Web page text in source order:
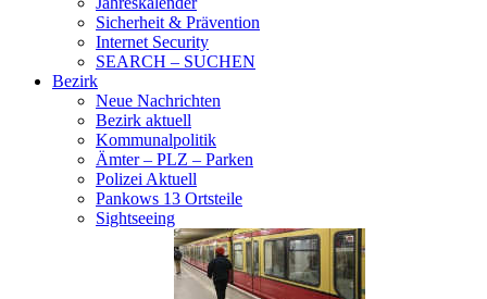
Sicherheit & Prävention
Internet Security
SEARCH – SUCHEN
Bezirk
Neue Nachrichten
Bezirk aktuell
Kommunalpolitik
Ämter – PLZ – Parken
Polizei Aktuell
Pankows 13 Ortsteile
Sightseeing